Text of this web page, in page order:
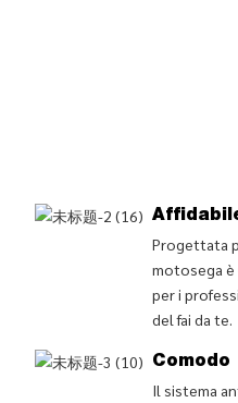
Progettata
motosega
per i
del fai da te.
Comodo
Il sistema